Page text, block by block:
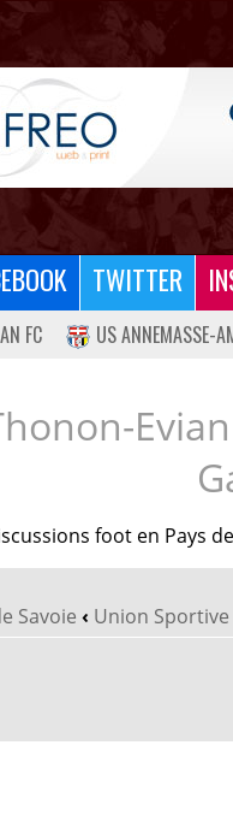
TWITTER
FC US ANNEMASSE-
foot en Pays de
Savoie ‹ Union